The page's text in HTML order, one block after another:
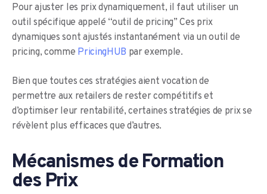
Pour ajuster les prix dynamiquement, il faut utiliser un
outil spécifique appelé “outil de pricing” Ces prix
dynamiques sont ajustés instantanément via un outil de
pricing, comme PricingHUB par exemple.
Bien que toutes ces stratégies aient vocation de
permettre aux retailers de rester compétitifs et
d’optimiser leur rentabilité, certaines stratégies de prix se
révèlent plus efficaces que d’autres.
Mécanismes de Formation
des Prix